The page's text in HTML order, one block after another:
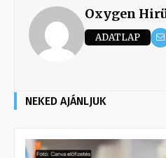
Oxygen
ADATLAP
NEKED AJÁNLJUK